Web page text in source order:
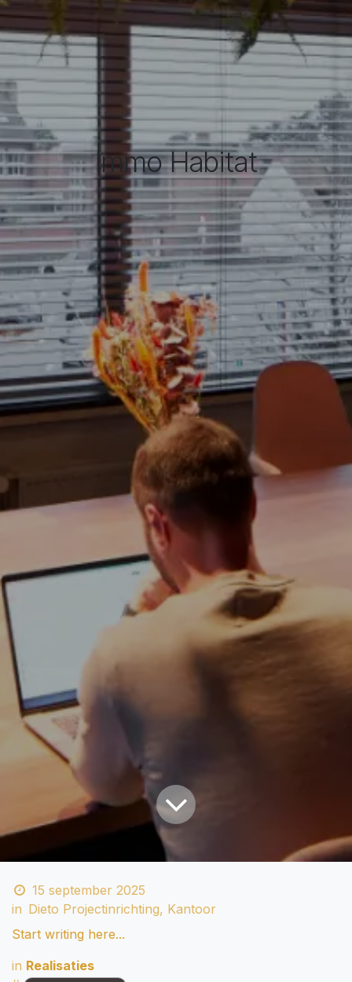
Immo Habitat
15 september 2025
in Dieto Projectinrichting, Kantoor
Start writing here...
in Realisaties